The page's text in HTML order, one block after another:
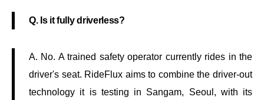
Q. Is it fully driverless?
A. No. A trained safety operator currently rides in the
driver's seat. RideFlux aims to combine the driver-out
technology it is testing in Sangam, Seoul, with its